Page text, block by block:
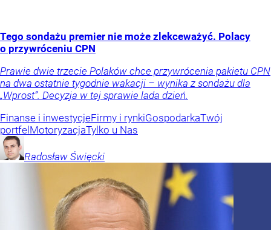
Tego sondażu premier nie może zlekceważyć. Polacy
o przywróceniu CPN
Prawie dwie trzecie Polaków chce przywrócenia pakietu CPN
na dwa ostatnie tygodnie wakacji – wynika z sondażu dla
„Wprost”. Decyzja w tej sprawie lada dzień.
Finanse i inwestycjeFirmy i rynkiGospodarkaTwój
portfel MotoryzacjaTylko u Nas
Radosław Święcki